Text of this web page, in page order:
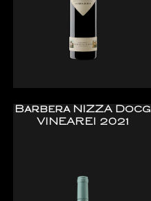
Barbera NIZZA Docg
VINEAREI 2021